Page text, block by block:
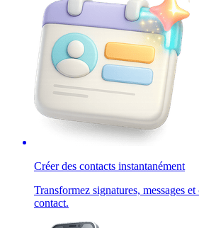
Créer des contacts instantanément
Transformez signatures, messages
contact.